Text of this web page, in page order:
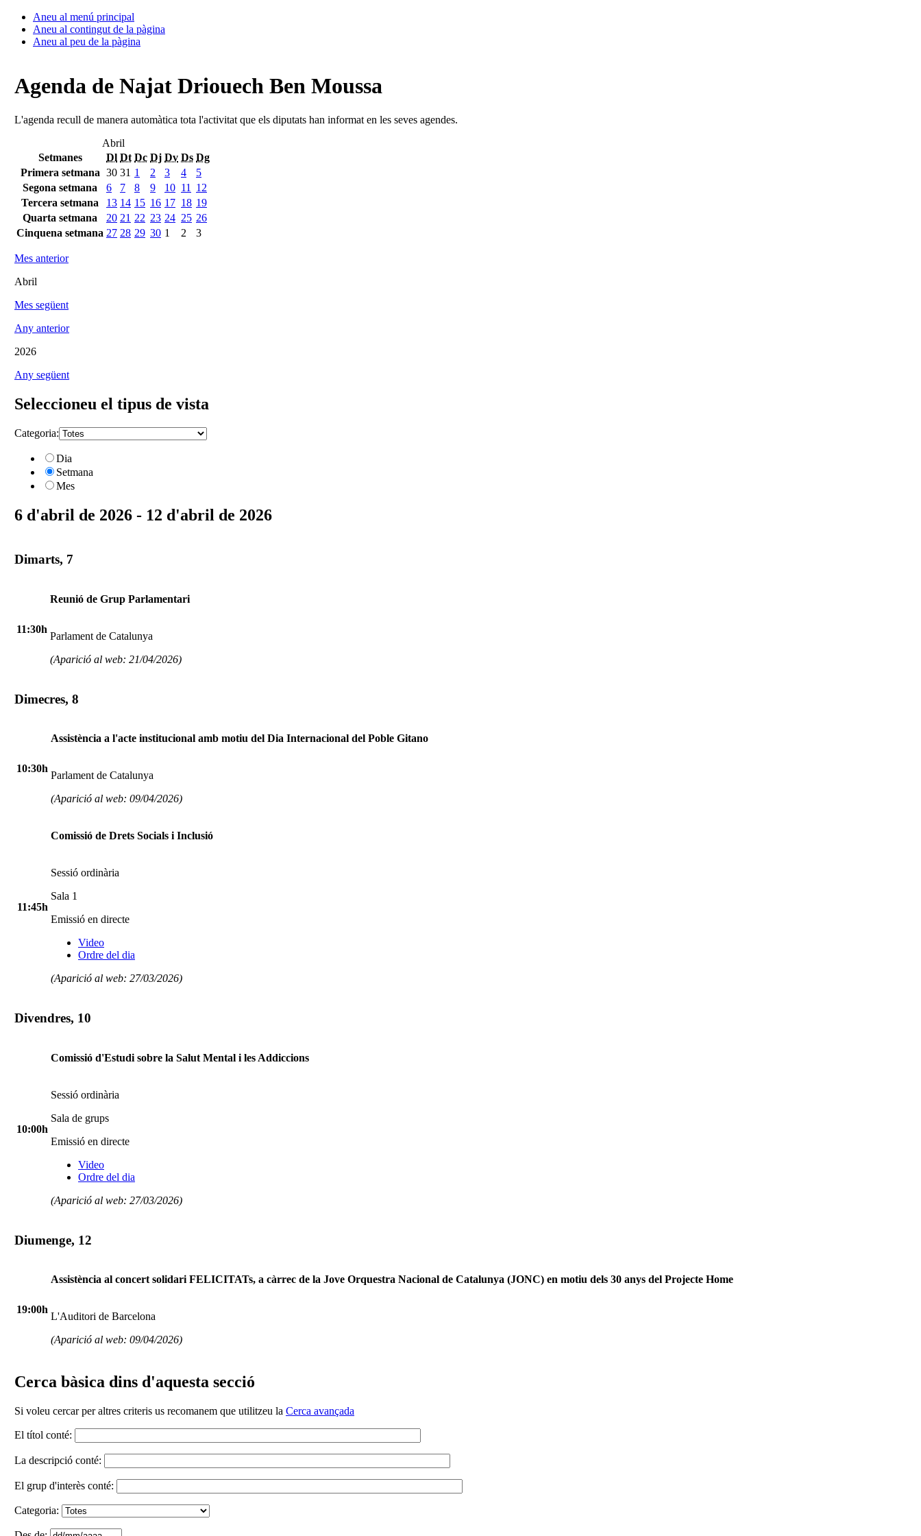
Aneu al menú principal
Aneu al contingut de la pàgina
Aneu al peu de la pàgina
Agenda de Najat Driouech Ben Moussa
L'agenda recull de manera automàtica tota l'activitat que els diputats han informat en les seves agendes.
Abril
Setmanes
Dl Dt Dc Dj Dv Ds Dg
Primera setmana 30 31 1 2 3 4
5
Segona setmana
6 7 8 9 10 11
12
Tercera setmana
13 14 15 16 17 18 19
Quarta setmana
20 21 22 23 24 25 26
Cinquena setmana 27 28 29 30 1 2 3
Mes anterior
Abril
Mes següent
Any anterior
2026
Any següent
Seleccioneu el tipus de vista
Categoria:
Dia
Setmana
Mes
6 d'abril de 2026 - 12 d'abril de 2026
Dimarts, 7
11:30h
Reunió de Grup Parlamentari
Parlament de Catalunya
(Aparició al web: 21/04/2026)
Dimecres, 8
10:30h
Assistència a l'acte institucional amb motiu del Dia Internacional del Poble Gitano
Parlament de Catalunya
(Aparició al web: 09/04/2026)
11:45h
Comissió de Drets Socials i Inclusió
Sessió ordinària
Sala 1
Emissió en directe
Video
Ordre del dia
(Aparició al web: 27/03/2026)
Divendres, 10
10:00h
Comissió d'Estudi sobre la Salut Mental i les Addiccions
Sessió ordinària
Sala de grups
Emissió en directe
Video
Ordre del dia
(Aparició al web: 27/03/2026)
Diumenge, 12
19:00h
Assistència al concert solidari FELICITATs, a càrrec de la Jove Orquestra Nacional de Catalunya (JONC) en motiu dels 30 anys del Projecte Home
L'Auditori de Barcelona
(Aparició al web: 09/04/2026)
Cerca bàsica dins d'aquesta secció
Si voleu cercar per altres criteris us recomanem que utilitzeu la Cerca avançada
El títol conté:
La descripció conté:
El grup d'interès conté:
Categoria: